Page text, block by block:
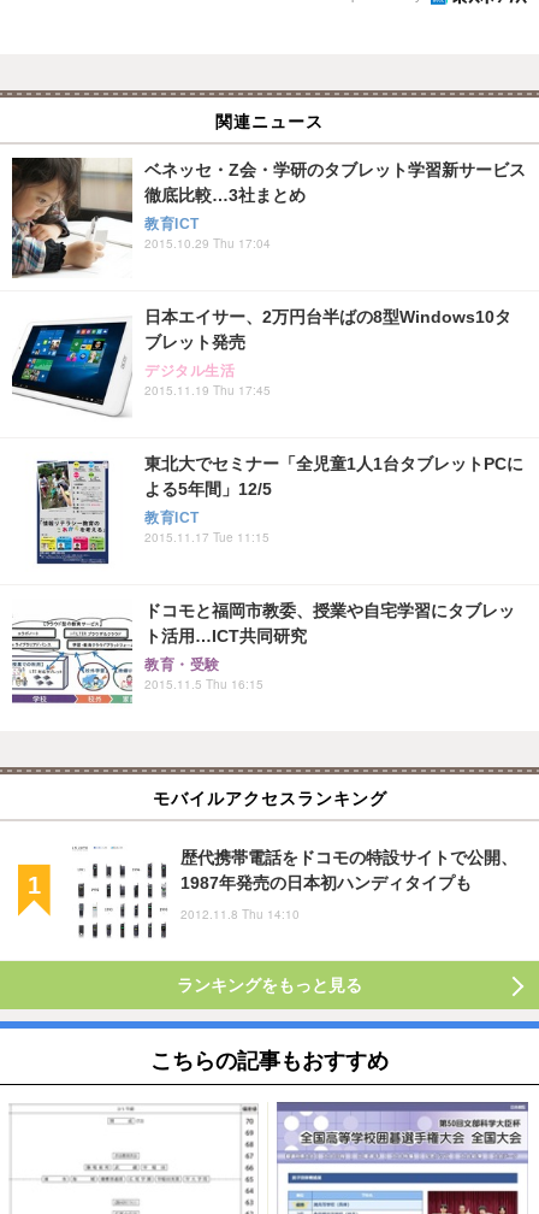
関連ニュース
ベネッセ・Z会・学研のタブレット学習新サービス
徹底比較…3社まとめ
教育ICT
2015.10.29 Thu 17:04
日本エイサー、2万円台半ばの8型Windows10タ
ブレット発売
デジタル生活
2015.11.19 Thu 17:45
東北大でセミナー「全児童1人1台タブレットPCに
よる5年間」12/5
教育ICT
2015.11.17 Tue 11:15
ドコモと福岡市教委、授業や自宅学習にタブレッ
ト活用…ICT共同研究
教育・受験
2015.11.5 Thu 16:15
モバイルアクセスランキング
歴代携帯電話をドコモの特設サイトで公開、
1987年発売の日本初ハンディタイプも
2012.11.8 Thu 14:10
ランキングをもっと見る
こちらの記事もおすすめ